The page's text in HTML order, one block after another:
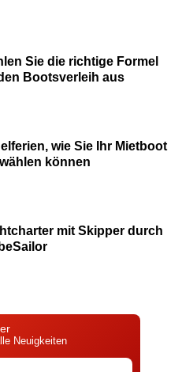
Sie die richtige Formel
Bootsverleih aus
wie Sie Ihr Mietboot
können
mit Skipper durch
Neuigkeiten